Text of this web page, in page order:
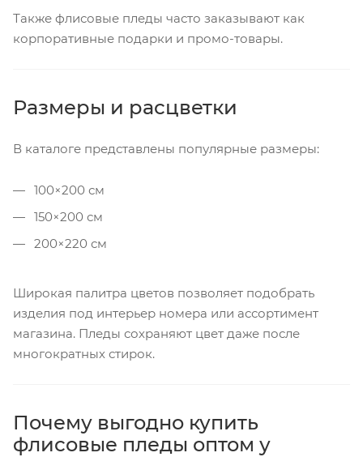
Также флисовые пледы часто заказывают как
корпоративные подарки и промо-товары.
Размеры и расцветки
В каталоге представлены популярные размеры:
100×200 см
150×200 см
200×220 см
Широкая палитра цветов позволяет подобрать
изделия под интерьер номера или ассортимент
магазина. Пледы сохраняют цвет даже после
многократных стирок.
Почему выгодно купить
флисовые пледы оптом у